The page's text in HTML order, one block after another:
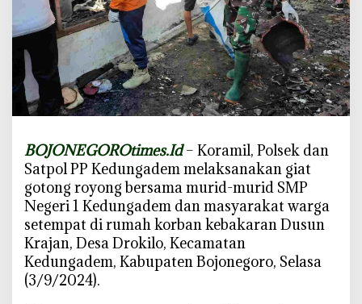
o
r
o
B
e
a
m
a
W
a
r
g
BOJONEGOROtimes.Id– Koramil, Polsek dan
Satpol PP Kedungadem melaksanakan giat
gotong royong bersama murid-murid SMP
Negeri 1 Kedungadem dan masyarakat warga
setempat di rumah korban kebakaran Dusun
Krajan, Desa Drokilo, Kecamatan
Kedungadem, Kabupaten Bojonegoro, Selasa
(3/9/2024).